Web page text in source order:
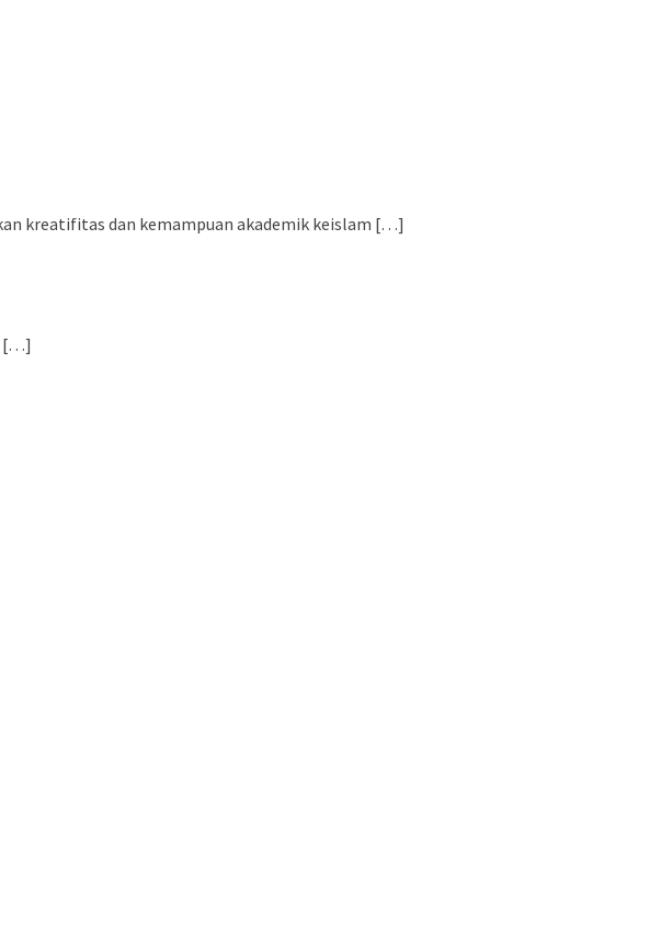
kreatifitas dan kemampuan akademik keislam […]
[…]